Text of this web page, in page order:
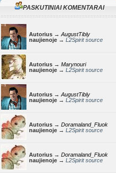
PASKUTINIAI KOMENTARAI
Autorius → AugustTibly
naujienoje → L2Spirit source
Autorius → Marynouri
naujienoje → L2Spirit source
Autorius → AugustTibly
naujienoje → L2Spirit source
Autorius → Doramaland_Fluok
naujienoje → L2Spirit source
Autorius → Doramaland_Fluok
naujienoje → L2Spirit source